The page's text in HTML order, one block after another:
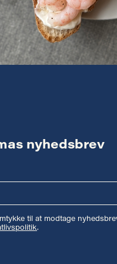
nyhedsbrev
til at modtage
.